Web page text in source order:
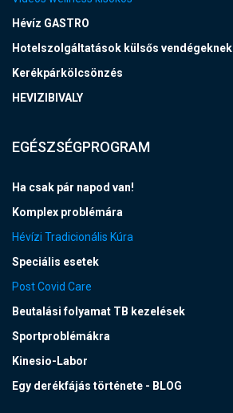
Hévíz GASTRO
Hotelszolgáltatások külsős vendégeknek
Kerékpárkölcsönzés
HEVIZIBIVALY
EGÉSZSÉGPROGRAM
Ha csak pár napod van!
Komplex problémára
Hévízi Tradicionális Kúra
Speciális esetek
Post Covid Care
Beutalási folyamat TB kezelések
Sportproblémákra
Kinesio-Labor
Egy derékfájás története - BLOG